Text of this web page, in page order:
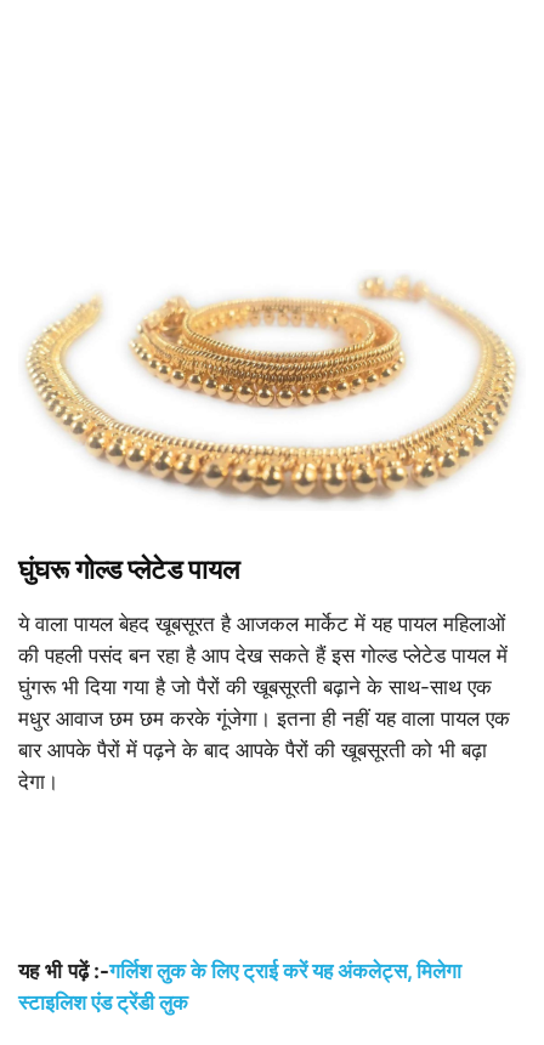
घुंघरू गोल्ड प्लेटेड पायल
ये वाला पायल बेहद खूबसूरत है आजकल मार्केट में यह पायल महिलाओं
की पहली पसंद बन रहा है आप देख सकते हैं इस गोल्ड प्लेटेड पायल में
घुंगरू भी दिया गया है जो पैरों की खूबसूरती बढ़ाने के साथ-साथ एक
मधुर आवाज छम छम करके गूंजेगा। इतना ही नहीं यह वाला पायल एक
बार आपके पैरों में पढ़ने के बाद आपके पैरों की खूबसूरती को भी बढ़ा
देगा।
यह भी पढ़ें:-गर्लिश लुक के लिए ट्राई करें यह अंकलेट्स, मिलेगा
स्टाइलिश एंड ट्रेंडी लुक